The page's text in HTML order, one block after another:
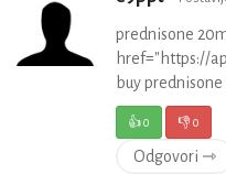
prednisone
href="https://
buy
👍0 👎0
Odgovori ⇾